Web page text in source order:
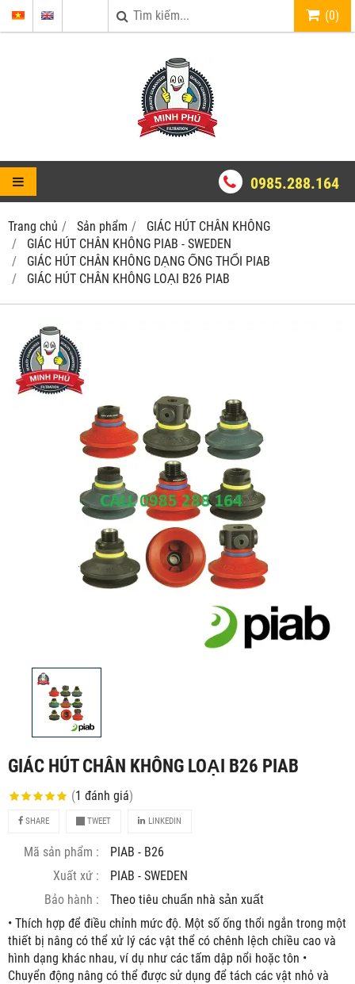
(0)
0985.288.164
Trang chủ Sản phẩm
GIÁC HÚT CHÂN KHÔNG
GIÁC HÚT CHÂN KHÔNG PIAB - SWEDEN
GIÁC HÚT CHÂN KHÔNG DẠNG ỐNG THỔI PIAB
GIÁC HÚT CHÂN KHÔNG LOẠI B26 PIAB
GIÁC HÚT CHÂN KHÔNG LOẠI B26 PIAB
(1 đánh giá)
SHARE TWEET LINKEDIN
Mã sản phẩm :
PIAB - B26
Xuất xứ :
PIAB - SWEDEN
Bảo hành :
Theo tiêu chuẩn nhà sản xuất
• Thích hợp để điều chỉnh mức độ. Một số ống thổi ngắn trong một
thiết bị nâng có thể xử lý các vật thể có chênh lệch chiều cao và
hình dạng khác nhau, ví dụ như các tấm dập nổi hoặc tôn •
Chuyển động nâng có thể được sử dụng để tách các vật nhỏ và